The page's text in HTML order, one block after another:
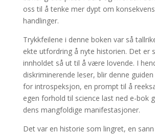
oss til å tenke mer dypt om
handlinger.
Trykkfeilene i denne boken var så
ekte utfordring å nyte historien. Det er
innholdet så ut til å være lovende. I
diskriminerende leser, blir denne
for introspeksjon, en prompt til å
egen forhold til science last ned e-bok
dens mangfoldige manifestasjoner.
Det var en historie som lingret, en